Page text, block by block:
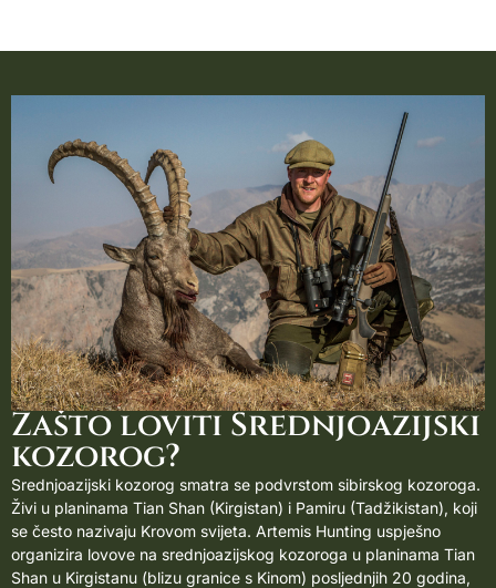
Zašto loviti Srednjoazijski
kozorog?
Srednjoazijski kozorog smatra se podvrstom sibirskog kozoroga.
Živi u planinama Tian Shan (Kirgistan) i Pamiru (Tadžikistan), koji
se često nazivaju Krovom svijeta. Artemis Hunting uspješno
organizira lovove na srednjoazijskog kozoroga u planinama Tian
Shan u Kirgistanu (blizu granice s Kinom) posljednjih 20 godina,